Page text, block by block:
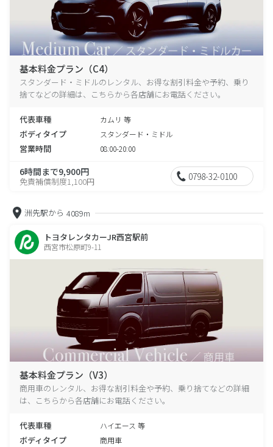
基本料金プラン（C4）
スタンダード・ミドルのレンタル、お得な割引料金や予約、乗り
捨てなどの詳細は、こちらから各店舗にお電話ください。
代表車種 カムリ 等
ボディタイプ スタンダード・ミドル
営業時間 08:00-20:00
6時間まで9,900円
免責補償制度1,100円 0798-32-0100
洲先駅から 4089m
トヨタレンタカーJR西宮駅前
西宮市松原町9-11
基本料金プラン（V3）
商用車のレンタル、お得な割引料金や予約、乗り捨てなどの詳細
は、こちらから各店舗にお電話ください。
代表車種 ハイエース 等
ボディタイプ 商用車